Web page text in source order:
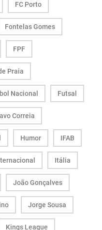
FC Porto
Fontelas Gomes
FPF
Praia
Nacional Futsal
Correia
Humor IFAB
Itália
João Gonçalves
Jorge Sousa
Kings League